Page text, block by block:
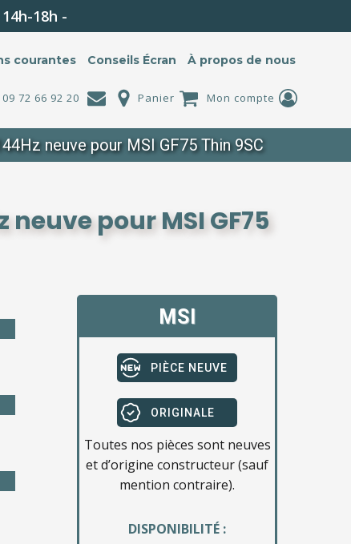
18h -
courantes Conseils Écran À propos de nous
09 72 66 92 20 Panier Mon compte
neuve pour MSI GF75 Thin 9SC
neuve pour MSI GF75
MSI
PIÈCE NEUVE
ORIGINALE
Toutes nos pièces sont neuves
et d’origine constructeur (sauf
mention contraire).
DISPONIBILITÉ :